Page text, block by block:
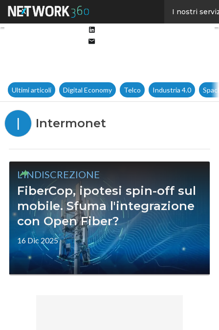
I nostri
Ultimi articoli Digital Economy Telco Industria 4.0
I Intermonet
L'INDISCREZIONE
FiberCop, ipotesi spin-off sul
mobile. Sfuma l'integrazione
con Open Fiber?
16 Dic 2025